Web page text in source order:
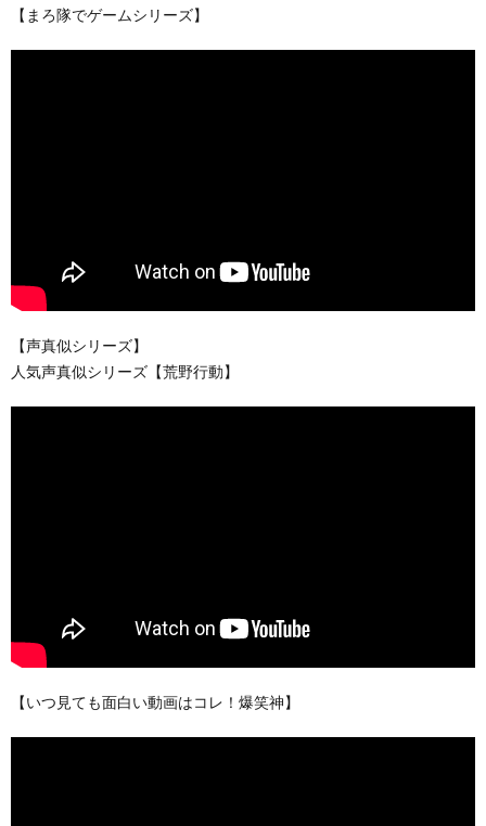
【まろ隊でゲームシリーズ】
【声真似シリーズ】
人気声真似シリーズ【荒野行動】
【いつ見ても面白い動画はコレ！爆笑神】